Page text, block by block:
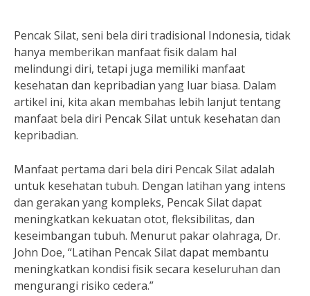
Pencak Silat, seni bela diri tradisional Indonesia, tidak
hanya memberikan manfaat fisik dalam hal
melindungi diri, tetapi juga memiliki manfaat
kesehatan dan kepribadian yang luar biasa. Dalam
artikel ini, kita akan membahas lebih lanjut tentang
manfaat bela diri Pencak Silat untuk kesehatan dan
kepribadian.
Manfaat pertama dari bela diri Pencak Silat adalah
untuk kesehatan tubuh. Dengan latihan yang intens
dan gerakan yang kompleks, Pencak Silat dapat
meningkatkan kekuatan otot, fleksibilitas, dan
keseimbangan tubuh. Menurut pakar olahraga, Dr.
John Doe, “Latihan Pencak Silat dapat membantu
meningkatkan kondisi fisik secara keseluruhan dan
mengurangi risiko cedera.”